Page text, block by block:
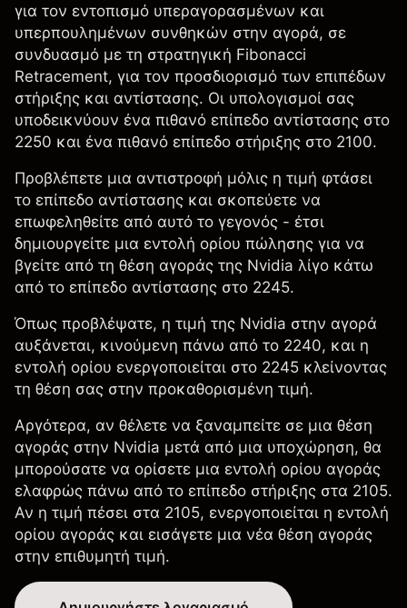
για τον εντοπισμό υπεραγορασμένων και
υπερπουλημένων συνθηκών στην αγορά, σε
συνδυασμό με τη στρατηγική Fibonacci
Retracement, για τον προσδιορισμό των επιπέδων
στήριξης και αντίστασης. Οι υπολογισμοί σας
υποδεικνύουν ένα πιθανό επίπεδο αντίστασης στο
2250 και ένα πιθανό επίπεδο στήριξης στο 2100.
Προβλέπετε μια αντιστροφή μόλις η τιμή φτάσει
το επίπεδο αντίστασης και σκοπεύετε να
επωφεληθείτε από αυτό το γεγονός - έτσι
δημιουργείτε μια εντολή ορίου πώλησης για να
βγείτε από τη θέση αγοράς της Nvidia λίγο κάτω
από το επίπεδο αντίστασης στο 2245.
Όπως προβλέψατε, η τιμή της Nvidia στην αγορά
αυξάνεται, κινούμενη πάνω από το 2240, και η
εντολή ορίου ενεργοποιείται στο 2245 κλείνοντας
τη θέση σας στην προκαθορισμένη τιμή.
Αργότερα, αν θέλετε να ξαναμπείτε σε μια θέση
αγοράς στην Nvidia μετά από μια υποχώρηση, θα
μπορούσατε να ορίσετε μια εντολή ορίου αγοράς
ελαφρώς πάνω από το επίπεδο στήριξης στα 2105.
Αν η τιμή πέσει στα 2105, ενεργοποιείται η εντολή
ορίου αγοράς και εισάγετε μια νέα θέση αγοράς
στην επιθυμητή τιμή.